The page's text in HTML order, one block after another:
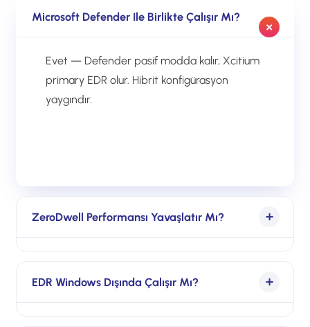
Microsoft Defender Ile Birlikte Çalışır Mı?
Evet — Defender pasif modda kalır, Xcitium
primary EDR olur. Hibrit konfigürasyon
yaygındır.
ZeroDwell Performansı Yavaşlatır Mı?
değil. Kullanıcı %99 senaryoda fark etmez;
yoğun I/O yazılımları için allowlist çözümü
EDR Windows Dışında Çalışır Mı?